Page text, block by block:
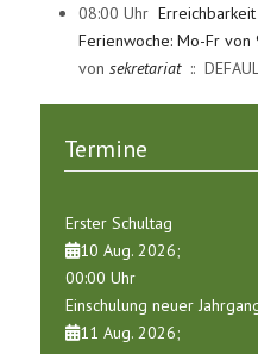
08:00 Uhr
Ferienwoche: Mo-Fr von
von sekretariat::
Termine
Erster Schultag
10 Aug. 2026;
00:00 Uhr
Einschulung neuer
11 Aug. 2026;